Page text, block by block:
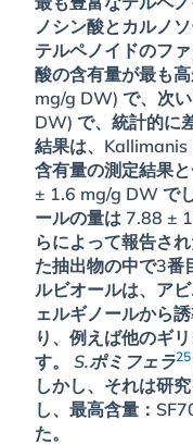
ノシン酸とカルノ
テルペノイドのフ
酸の含有量が最も
mg/g DW) で、次
DW) で、統計的に
結果は、Kallimanis
含有量の測定結果
± 1.6 mg/g DW で
ールの量は 7.88 ±
らによって報告さ
た抽出物の中で3番
ルビオールは、ア
ェルギノールから
り、例えば他のギ
す。S.ポミフェラ25
しかし、それは研
し、最高含量：
た。